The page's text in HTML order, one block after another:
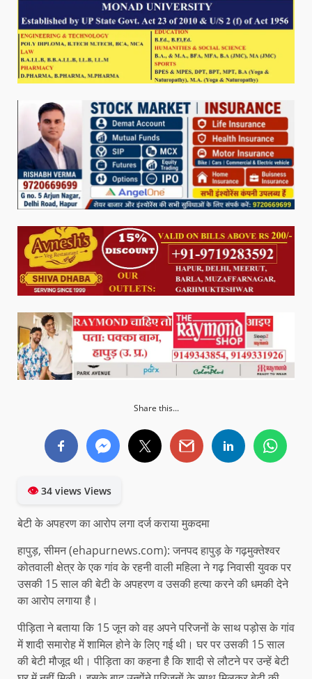
Share this...
👁34 views Views
बेटी के अपहरण का आरोप लगा दर्ज कराया मुकदमा
हापुड़, सीमन (ehapurnews.com): जनपद हापुड़ के गढ़मुक्तेश्वर
कोतवाली क्षेत्र के एक गांव के रहनी वाली महिला ने गढ़ निवासी युवक पर
उसकी 15 साल की बेटी के अपहरण व उसकी हत्या करने की धमकी देने
का आरोप लगाया है।
पीड़िता ने बताया कि 15 जून को वह अपने परिजनों के साथ पड़ोस के गांव
में शादी समारोह में शामिल होने के लिए गई थी। घर पर उसकी 15 साल
की बेटी मौजूद थी। पीड़िता का कहना है कि शादी से लौटने पर उन्हें बेटी